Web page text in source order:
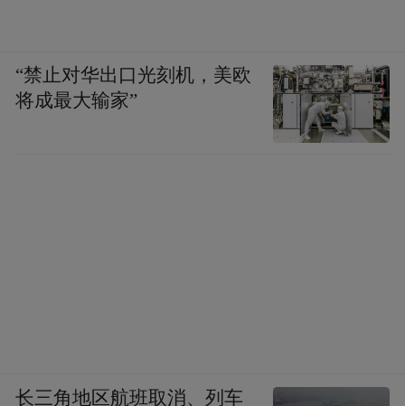
“禁止对华出口光刻机，美欧
将成最大输家”
长三角地区航班取消、列车